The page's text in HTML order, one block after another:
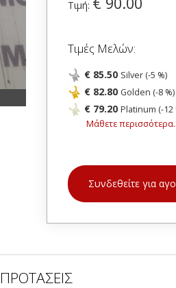
Τιμή:
Τιμές Μελών:
€ 85.50 Silver (-5 %)
€ 82.80 Golden (-8 %)
€ 79.20 Platinum (-12
Μάθετε
Συνδεθείτε για
ΠΡΟΤΑΣΕΙΣ